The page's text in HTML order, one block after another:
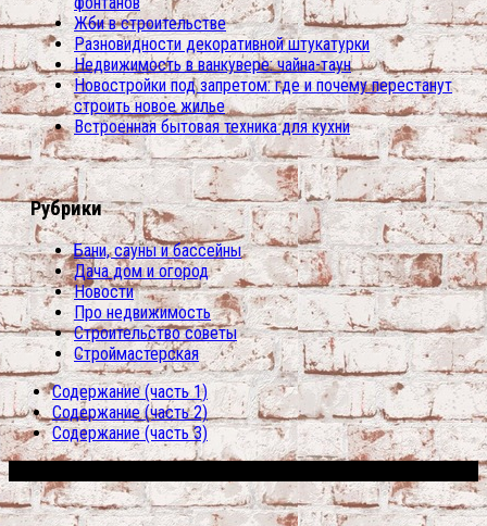
Жби в строительстве
Разновидности декоративной штукатурки
Недвижимость в ванкувере: чайна-таун
Новостройки под запретом: где и почему перестанут
строить новое жилье
Встроенная бытовая техника для кухни
Рубрики
Бани, сауны и бассейны
Дача дом и огород
Новости
Про недвижимость
Строительство советы
Строймастерская
Содержание (часть 1)
Содержание (часть 2)
Содержание (часть 3)